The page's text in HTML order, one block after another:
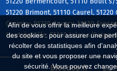
Afin de vous offrir la meilleure
des cookies : pour assurer une
récolter des statistiques afin
du site et vous proposer une
sécurité. Vous pouvez
51220 Brimont, 51110 Caurel,
Cormicy, 51220 Courcy, 51110
Heutrégiville, 51110 Isles s/Suippe,
Biocoop.fr Le